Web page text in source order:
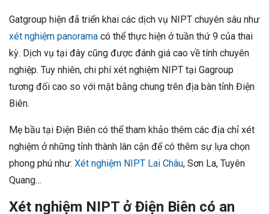
Gatgroup hiện đã triển khai các dịch vụ NIPT chuyên sâu như
xét nghiệm panorama có thể thực hiện ở tuần thứ 9 của thai
kỳ. Dịch vụ tại đây cũng được đánh giá cao về tính chuyên
nghiệp. Tuy nhiên, chi phí xét nghiệm NIPT tại Gagroup
tương đối cao so với mặt bằng chung trên địa bàn tỉnh Điện
Biên.
Mẹ bầu tại Điện Biên có thể tham khảo thêm các địa chỉ xét
nghiệm ở những tỉnh thành lân cận để có thêm sự lựa chọn
phong phú như: Xét nghiệm NIPT Lai Châu, Sơn La, Tuyên
Quang…
Xét nghiệm NIPT ở Điện Biên có an